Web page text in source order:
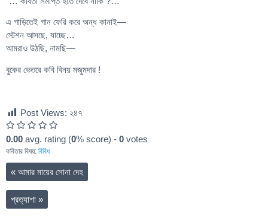
এ গাড়িতেই গান ফেরি করে অন্ধ কানাই—
স্টেশন আসছে, যাচ্ছে…
আমরাও উঠছি, নামছি—
বুকের ভেতরে কবি বিনয় মজুমদার !
Post Views: ২৪৭
0.00 avg. rating (0% score) - 0 votes
কবিতার বিষয়: বিবিধ
« আমার মায়ের সোনা দেহ
প্রত্যাশা »